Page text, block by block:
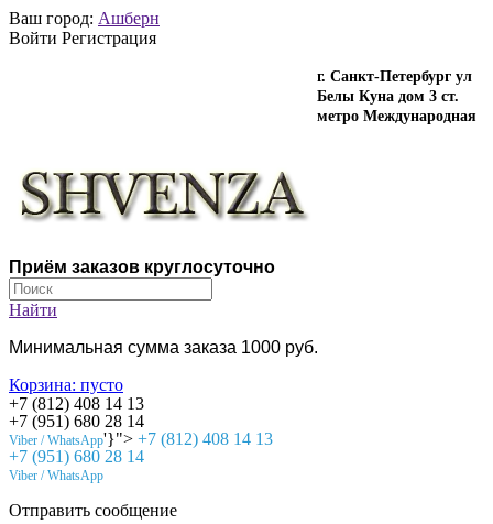
Ваш город: Ашберн
Войти Регистрация
г. Санкт-Петербург ул
Белы Куна дом 3 ст.
метро Международная
Приём заказов круглосуточно
Найти
Минимальная сумма заказа 1000 руб.
Корзина: пусто
+7 (812) 408 14 13
+7 (951) 680 28 14
Viber / WhatsApp'}"> +7 (812) 408 14 13
+7 (951) 680 28 14
Viber / WhatsApp
Отправить сообщение